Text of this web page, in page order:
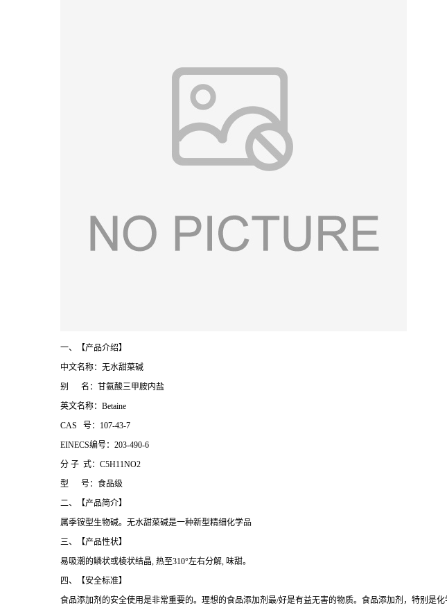
一、【产品介绍】
中文名称：无水甜菜碱
别 名：甘氨酸三甲胺内盐
英文名称：Betaine
CAS 号：107-43-7
EINECS编号：203-490-6
分 子 式：C5H11NO2
型 号：食品级
二、【产品简介】
属季铵型生物碱。无水甜菜碱是一种新型精细化学品
三、【产品性状】
易吸潮的鳞状或棱状结晶, 热至310°左右分解, 味甜。
四、【安全标准】
食品添加剂的安全使用是非常重要的。理想的食品添加剂最/好是有益无害的物质。食品添加剂，特别是